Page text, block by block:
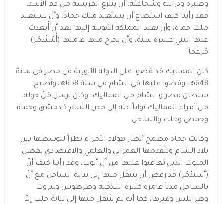
وصبره ودرايته وشجاعته، أن ينتزع الفريسة من فم الأسد،
فقد رأينا كيف استطاع أن يستعيد ملك حماة، وأن يستعيد
ملك حماة، وأن يعيد المملكة الأيوبية إليها بعد أن أُبعدت
عنها اثنتي عشرة سنة، وأن يخرج منها عاملها (أُسُنْدمُر)
مُرغماً
كان المماليك قد قضوا على الدولة الأيوبية في مصر في سنة
648هـ، وقضوا عليها في الشام في سنة 658هـ، وأصبح
سلطان مصر و الشام من المماليك، وكان يرسل مَنْ حوله،
من أمراء المماليك نواباً عنه إلى مدن الشام كـدمشق وحماة
وحمص وحلب والساحل.
وكانت حماة مطمحَ أنظار هؤلاء الأمراء نظراً لتوسطها بين
بلاد الشام ولتقدمها العمراني والعلمي والاقتصادي بفضل
الملوك الذين تعاقبوا عليها من آل أيوب، وقد رأينا كيف أنّ
(أسندُمُر) قد رفض أن ينتقل منها إلى نيابة الساحل مع أنّ
بالساحل مدناً عامرة كثيرة اللاذقية وطرطوس وبيروت
وطرابلس وغيرها، كما أنه لم ينتقل منها إلى نيابة حلب إلاّ